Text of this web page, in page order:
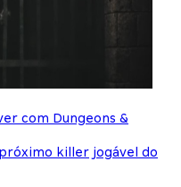
com Dungeons &
killer jogável do